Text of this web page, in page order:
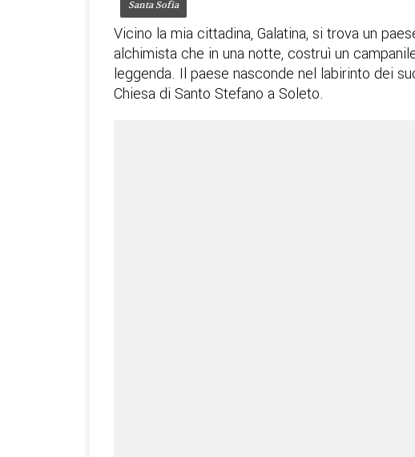
Santa Sofia
Vicino la mia cittadina, Galatina, si trova un
alchimista che in una notte, costruì un
leggenda. Il paese nasconde nel labirinto dei
Chiesa di Santo Stefano a Soleto.